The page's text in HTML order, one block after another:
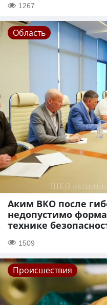
1267
Область
Аким ВКО после
недопустимо
технике
1509
Происшествия